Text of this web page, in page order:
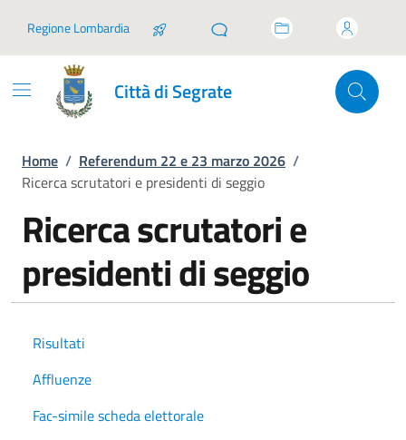
Regione Lombardia
Città di Segrate
Home / Referendum 22 e 23 marzo 2026 /
Ricerca scrutatori e presidenti di seggio
Ricerca scrutatori e
presidenti di seggio
Risultati
Affluenze
Fac-simile scheda elettorale